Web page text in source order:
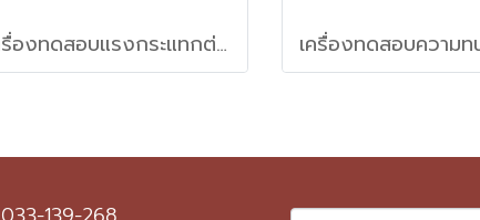
เครื่องทดสอบแรงกระแทกต่อสายไฟฟ้าหุ้นฉนวนหรือเปลือกหุ้นในห้องอุณหภูมิต่ำ (Cable impact tester)